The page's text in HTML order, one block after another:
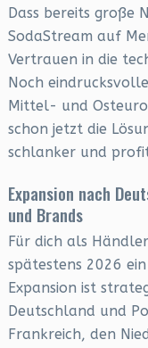
Dass bereits große
SodaStream auf
Vertrauen in die
Noch
Mittel- und
schon jetzt die
schlanker und
Expansion nach
und Brands
Für dich als
spätestens 2026
Expansion ist
Deutschland und
Frankreich, den